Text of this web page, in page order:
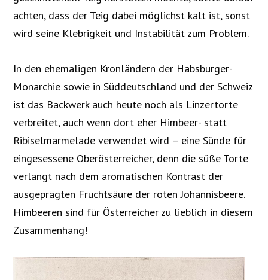
achten, dass der Teig dabei möglichst kalt ist, sonst
wird seine Klebrigkeit und Instabilität zum Problem.
In den ehemaligen Kronländern der Habsburger-
Monarchie sowie in Süddeutschland und der Schweiz
ist das Backwerk auch heute noch als Linzertorte
verbreitet, auch wenn dort eher Himbeer- statt
Ribiselmarmelade verwendet wird – eine Sünde für
eingesessene Oberösterreicher, denn die süße Torte
verlangt nach dem aromatischen Kontrast der
ausgeprägten Fruchtsäure der roten Johannisbeere.
Himbeeren sind für Österreicher zu lieblich in diesem
Zusammenhang!